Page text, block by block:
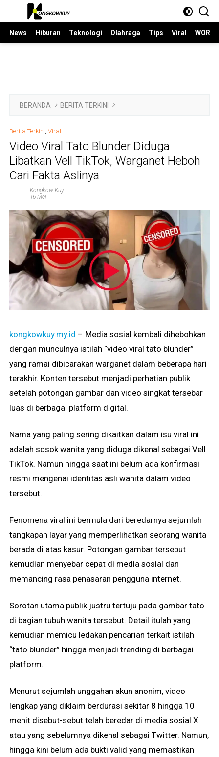
Langsung
News
Hiburan Teknologi Olahraga Tips Viral
BERANDA BERITA TERKINI
Berita Terkini,Viral
Video Viral Tato Blunder Diduga
Libatkan Vell TikTok, Warganet Heboh
Cari Fakta Aslinya
Kongkow Kuy
16 Mei
kongkowkuy.my.id – Media sosial kembali dihebohkan
dengan munculnya istilah “video viral tato blunder”
yang ramai dibicarakan warganet dalam beberapa hari
terakhir. Konten tersebut menjadi perhatian publik
setelah potongan gambar dan video singkat tersebar
luas di berbagai platform digital.
Nama yang paling sering dikaitkan dalam isu viral ini
adalah sosok wanita yang diduga dikenal sebagai Vell
TikTok. Namun hingga saat ini belum ada konfirmasi
resmi mengenai identitas asli wanita dalam video
tersebut.
Fenomena viral ini bermula dari beredarnya sejumlah
tangkapan layar yang memperlihatkan seorang wanita
berada di atas kasur. Potongan gambar tersebut
kemudian menyebar cepat di media sosial dan
memancing rasa penasaran pengguna internet.
Sorotan utama publik justru tertuju pada gambar tato
di bagian tubuh wanita tersebut. Detail itulah yang
kemudian memicu ledakan pencarian terkait istilah
“tato blunder” hingga menjadi trending di berbagai
platform.
Menurut sejumlah unggahan akun anonim, video
lengkap yang diklaim berdurasi sekitar 8 hingga 10
menit disebut-sebut telah beredar di media sosial X
atau yang sebelumnya dikenal sebagai Twitter. Namun,
hingga kini belum ada bukti valid yang memastikan